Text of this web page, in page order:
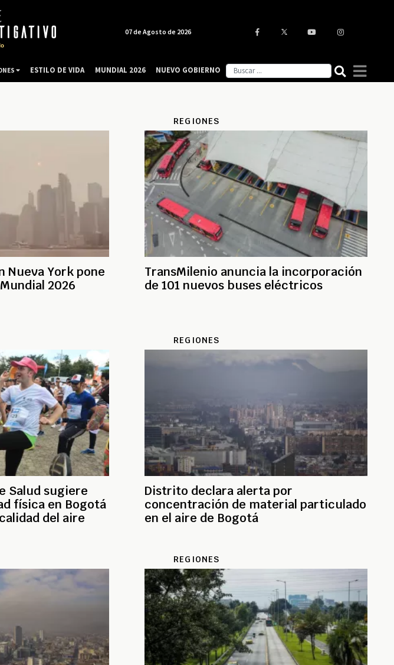
Nueva York pone
2026
REGIONES
TransMilenio anuncia la incorporación
de 101 nuevos buses eléctricos
Salud sugiere
física en Bogotá
del aire
REGIONES
Distrito declara alerta por
concentración de material particulado
en el aire de Bogotá
REGIONES
07 de Agosto de 2026
ESTILO DE VIDA MUNDIAL 2026 NUEVO GOBIERNO